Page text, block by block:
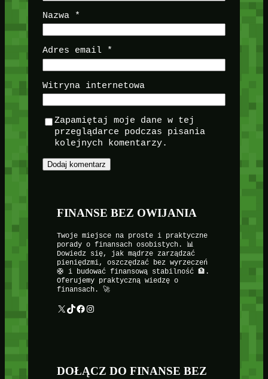
Nazwa *
Adres email *
Witryna internetowa
Zapamiętaj moje dane w tej
przeglądarce podczas pisania
kolejnych komentarzy.
FINANSE BEZ OWIJANIA
Twoje miejsce na proste i praktyczne
porady o finansach osobistych. 📊
Dowiedz się, jak mądrze zarządzać
pieniędzmi, oszczędzać bez wyrzeczeń
🛟 i budować finansową stabilność 🏦.
Oferujemy praktyczną wiedzę o
finansach. 🚀
X TikTok Facebook Instagram
DOŁĄCZ DO FINANSE BEZ